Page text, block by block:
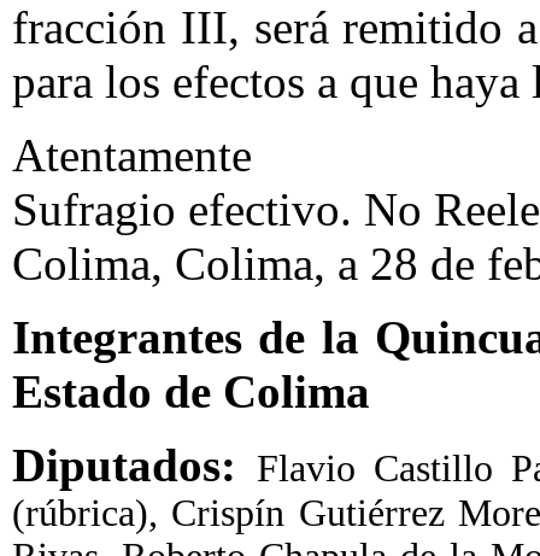
fracción III, será remitido
para los efectos a que haya
Atentamente
Sufragio efectivo. No
Colima, Colima, a 28 de
Integrantes de la
Estado de Colima
Diputados: Flavio Castillo
(rúbrica), Crispín Gutiérrez